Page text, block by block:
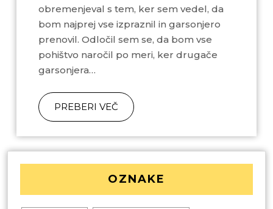
obremenjeval s tem, ker sem vedel, da
bom najprej vse izpraznil in garsonjero
prenovil. Odločil sem se, da bom vse
pohištvo naročil po meri, ker drugače
garsonjera…
PREBERI VEČ
OZNAKE